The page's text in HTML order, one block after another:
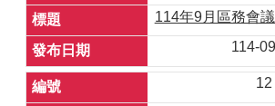
114年9月區務會
114-
12